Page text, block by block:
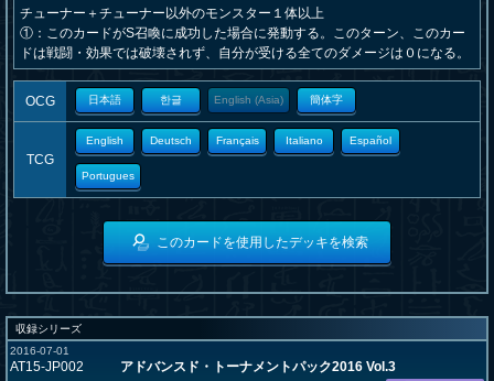
チューナー＋チューナー以外のモンスター１体以上
①：このカードがS召喚に成功した場合に発動する。このターン、このカー
ドは戦闘・効果では破壊されず、自分が受ける全てのダメージは０になる。
OCG 日本語 한글 English (Asia) 簡体字
TCG
English Deutsch Français Italiano Español
Portugues
このカードを使用したデッキを検索
収録シリーズ
2016-07-01
AT15-JP002 アドバンスド・トーナメントパック2016 Vol.3